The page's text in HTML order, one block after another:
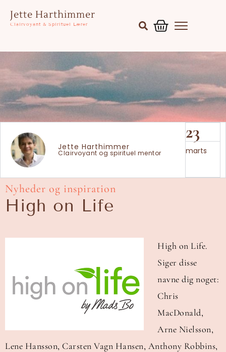
indholdet
Jette Harthimmer
Clairvoyant & Spirituel Lærer
Jette Harthimmer
Clairvoyant og spirituel mentor
23
marts
Nyheder og inspiration
High on Life
High on Life.
Siger disse
navne dig noget:
Chris
MacDonald,
Arne Nielsson,
Lene Hansson, Carsten Vagn Hansen, Anthony Robbins,